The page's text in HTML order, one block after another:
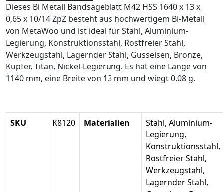
Dieses Bi Metall Bandsägeblatt M42 HSS 1640 x 13 x
0,65 x 10/14 ZpZ besteht aus hochwertigem Bi-Metall
von MetaWoo und ist ideal für Stahl, Aluminium-
Legierung, Konstruktionsstahl, Rostfreier Stahl,
Werkzeugstahl, Lagernder Stahl, Gusseisen, Bronze,
Kupfer, Titan, Nickel-Legierung. Es hat eine Länge von
1140 mm, eine Breite von 13 mm und wiegt 0.08 g.
SKU K8120 Materialien
Stahl, Aluminium-
Legierung,
Konstruktionsstahl,
Rostfreier Stahl,
Werkzeugstahl,
Lagernder Stahl,